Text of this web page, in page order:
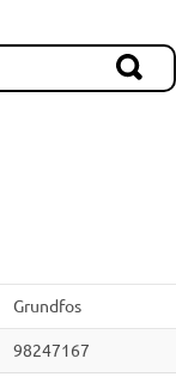
Grundfos
98247167